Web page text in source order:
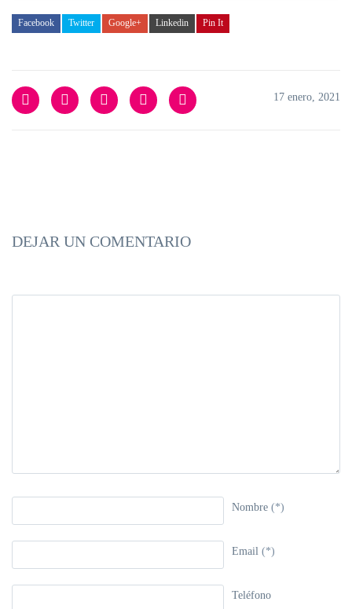
Facebook Twitter Google+ Linkedin Pin It
17 enero, 2021
DEJAR UN COMENTARIO
Nombre (*)
Email (*)
Teléfono